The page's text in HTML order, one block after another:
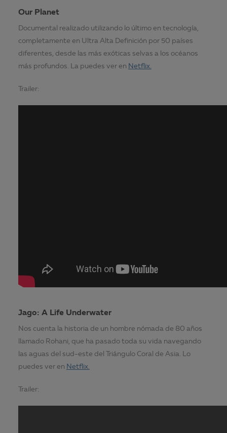
Our Planet
Documental realizado utilizando lo último en tecnología,
completamente en Ultra Alta Definición por 50 países
diferentes, desde las más exóticas selvas a los océanos
más profundos. La puedes ver en Netflix.
Trailer:
Jago: A Life Underwater
Nos cuenta la historia de un hombre nómada de 80 años
llamado Rohani, que ha pasado toda su vida navegando
las aguas del sud-este del Triángulo Coral de Asia. Lo
puedes ver en Netflix.
Trailer: